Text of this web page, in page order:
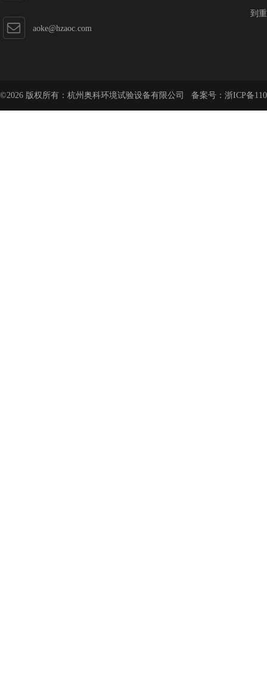
aoke@hzaoc.com
到
©2026 版权所有：杭州奥科环境试验设备有限公司 备案号： 浙ICP备